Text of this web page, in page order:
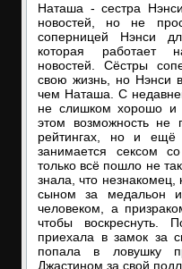
Наташа - сестра
новостей, но не
соперницей Нэнси
которая работает
новостей. Сёстры
свою жизнь, но Нэнси
чем Наташа. С
не слишком хорошо и
этом возможность не
рейтингах, но и ещё
занимается сексом
только всё пошло не
знала, что незнакомец,
сыном за медальон
человеком, а
чтобы воскреснуть.
приехала в замок за
попала в ловушку
Джастином за свой